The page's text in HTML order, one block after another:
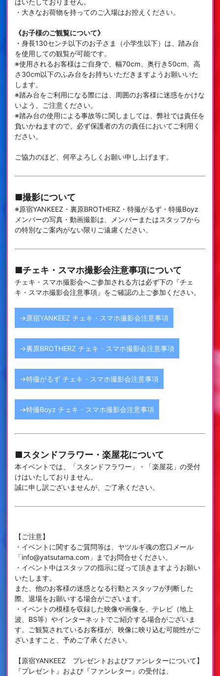
・大きなお荷物を持ってのご入場はお控えください。
《お子様のご観覧について》
・身長130センチ以下のお子さま（小学生以下）は、踏み台
を使用しての観覧が可能です。
※使用されるお客様はご自身で、幅70cm、奥行き50cm、高
さ30cm以下のふみ台をお持ちいただきますようお願いいた
します。
※踏み台をご利用になる際には、周囲のお客様に迷惑をかけな
いよう、ご注意ください。
※踏み台の使用による事故等に関しましては、弊社では責任を
負いかねますので、必ず保護者の方の責任においてご利用く
ださい。
ご協力のほど、何卒よろしくお願い申し上げます。
■撮影について
※原宿YANKEEZ・裏原BROTHERZ・特撮がるず・特撮Boyz
メンバーの写真・動画撮影は、メンバーまたはスタッフから
の特別なご案内がない限りご遠慮ください。
■チェキ・スマホ撮影会注意事項について
チェキ・スマホ撮影会へご参加される方は必ず下の『チェ
キ・スマホ撮影会注意事項』をご確認の上ご参加ください。
→原宿YANKEEZ チェキ・スマホ撮影会注意事項
→裏原BROTHERZ チェキ・スマホ撮影会注意事項
→特撮がるず チェキ・スマホ撮影会注意事項
→特撮Boyz チェキ・スマホ撮影会注意事項
■スタンドフラワー・楽屋花について
本イベントでは、「スタンドフラワー」・「楽屋花」の受付
けはいたしておりません。
誠に申し訳ございませんが、ご了承ください。
【ご注意】
・イベントに関するご質問等は、ヤツルギ魂の窓口メール
「info@yatsutama.com」までお問合せください。
・イベント中はスタッフの指示に従って頂きますようお願い
いたします。
また、他のお客様の迷惑となる行動とスタッフが判断した
際、退場をお願いする場合がございます。
・イベントの模様を収録した映像や画像を、テレビ（地上
波、BS等）やインターネットでご紹介する場合がございま
す。ご観覧されているお客様が、映像に映り込む可能性がご
ざいますこと、予めご了承ください。
【原宿YANKEEZ プレゼントおよびファンレターについて】
『プレゼント』および『ファンレター』の受付は、